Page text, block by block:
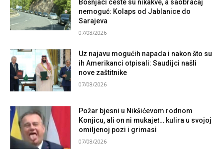
Bošnjaci ceste su nikakve, a saobraćaj
nemoguć: Kolaps od Jablanice do
Sarajeva
07/08/2026
Uz najavu mogućih napada i nakon što su
ih Amerikanci otpisali: Saudijci našli
nove zaštitnike
07/08/2026
Požar bjesni u Nikšićevom rodnom
Konjicu, ali on ni mukajet… kulira u svojoj
omiljenoj pozi i grimasi
07/08/2026